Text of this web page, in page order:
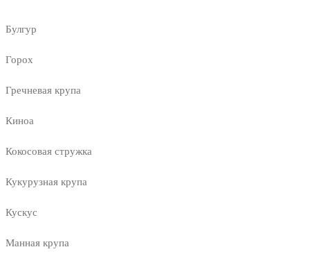
Булгур
Горох
Гречневая крупа
Киноа
Кокосовая стружка
Кукурузная крупа
Кускус
Манная крупа